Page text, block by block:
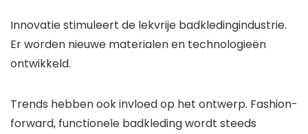
Innovatie stimuleert de lekvrije badkledingindustrie.
Er worden nieuwe materialen en technologieën
ontwikkeld.
Trends hebben ook invloed op het ontwerp. Fashion-
forward, functionele badkleding wordt steeds